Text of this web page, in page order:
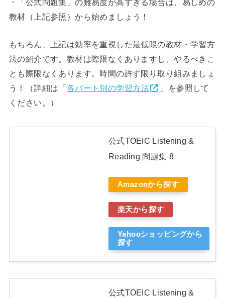
・「公式問題集」の難易度が高すぎる場合は、易しめの
教材（上記参照）から始めましょう！
もちろん、上記は効率を重視した最低限の教材・学習方
法の紹介です。教材は際限なくありますし、やるべきこ
とも際限なくあります。時間の許す限り取り組みましょ
う！（詳細は「各パート別の学習方法
」を参照して
ください。）
公式TOEIC Listening &
Reading 問題集 8
Amazonから探す
楽天から探す
Yahooショッピングから
探す
公式TOEIC Listening &